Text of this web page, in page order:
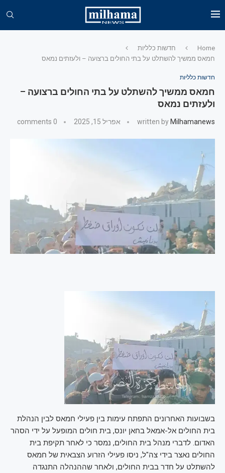
Home
חדשות כלליות
חמאס ממשיך להשתלט על בתי החולים ברצועה – ולעזתים נמאס
חדשות כלליות
חמאס ממשיך להשתלט על בתי החולים ברצועה –
ולעזתים נמאס
written by Milhamanews אפריל 15, 2025 0 comments
בשבועות האחרונים התפתח עימות בין פעילי חמאס לבין הנהלת
בית החולים אל-אמאל בחאן יונס, בית חולים המופעל על ידי הסהר
האדום. לדברי מנהל בית החולים, נמסר כי לאחר תקיפת בית
החולים נאצר בידי צה"ל, ניסו פעילי הזרוע הצבאית של חמאס
להשתלט על חדר בבית החולים, ולאחר שההנהלה התנגדה